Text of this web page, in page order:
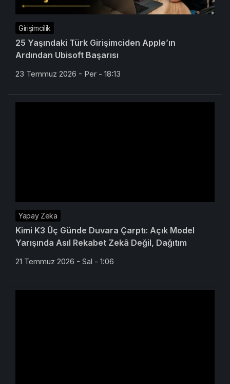
Girişimcilik
25 Yaşındaki Türk Girişimciden Apple’ın
Ardından Ubisoft Başarısı
23 Temmuz 2026 - Per - 18:13
Yapay Zeka
Kimi K3 Üç Günde Duvara Çarptı: Açık Model
Yarışında Asıl Rekabet Zekâ Değil, Dağıtım
21 Temmuz 2026 - Sal - 1:06